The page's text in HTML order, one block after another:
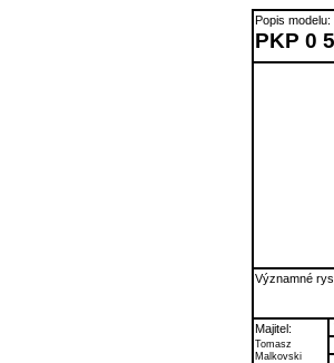
Popis modelu:
PKP 0
Významné
Majitel:
Tomasz
Malkovski